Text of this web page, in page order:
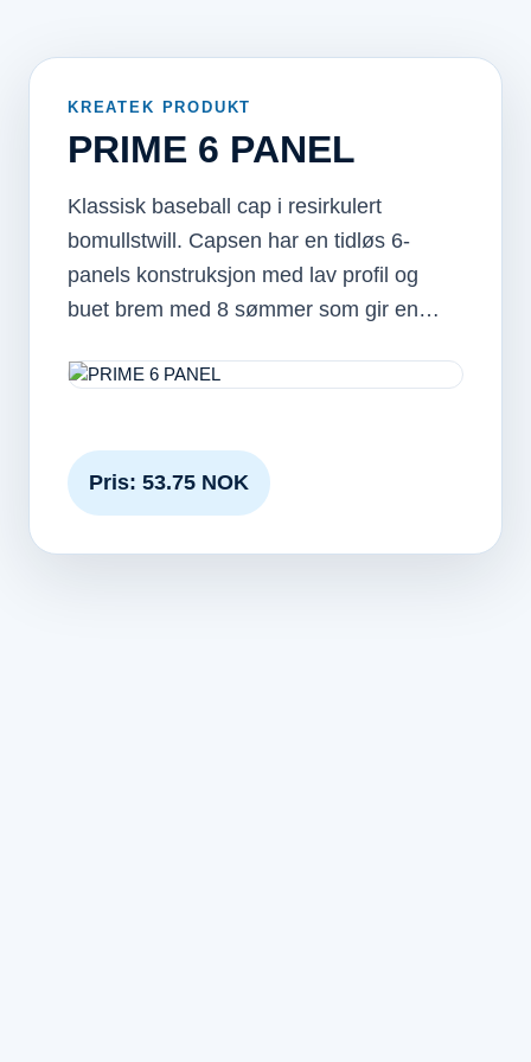
KREATEK PRODUKT
PRIME 6 PANEL
Klassisk baseball cap i resirkulert
bomullstwill. Capsen har en tidløs 6-
panels konstruksjon med lav profil og
buet brem med 8 sømmer som gir en…
Pris: 53.75 NOK